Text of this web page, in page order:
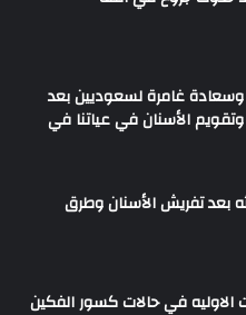
وسعادة غامرة لسعوديين بعد
وتقويم الأسنان في عياتنا في
بعد تفريش الأسنان وطرق
الاوليه في حالات كسور الفكين